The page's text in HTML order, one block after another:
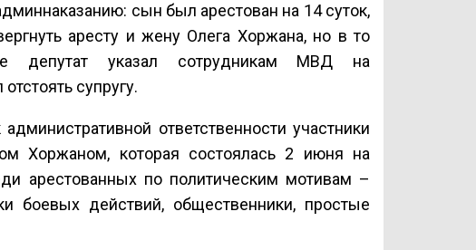
сын был арестован на 14 суток,
аресту и жену Олега Хоржана, но в то
депутат указал сотрудникам МВД на
супругу.
ответственности участники
Хоржаном, которая состоялась 2 июня на
арестованных по политическим мотивам –
боевых действий, общественники, простые